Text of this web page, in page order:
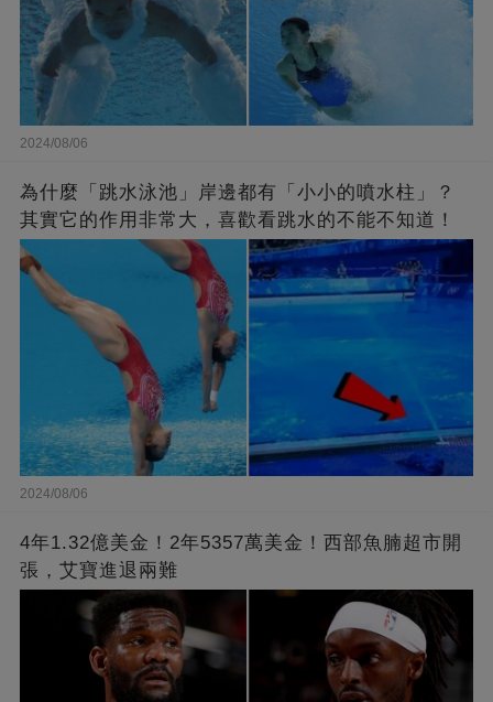
2024/08/06
為什麼「跳水泳池」岸邊都有「小小的噴水柱」？
其實它的作用非常大，喜歡看跳水的不能不知道！
2024/08/06
4年1.32億美金！2年5357萬美金！西部魚腩超市開
張，艾寶進退兩難